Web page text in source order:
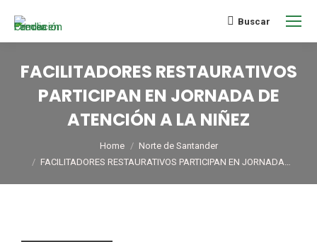
Buscar
FACILITADORES RESTAURATIVOS
PARTICIPAN EN JORNADA DE
ATENCIÓN A LA NIÑEZ
Home
Norte de Santander
FACILITADORES RESTAURATIVOS PARTICIPAN EN JORNADA…